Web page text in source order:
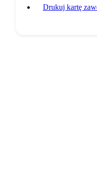
Drukuj kartę